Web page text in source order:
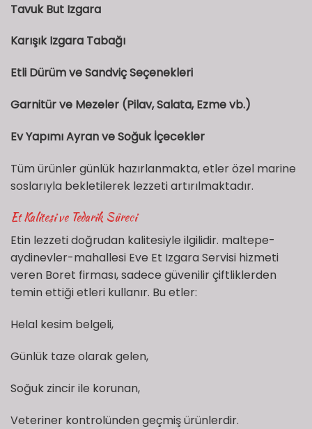
Tavuk But Izgara
Karışık Izgara Tabağı
Etli Dürüm ve Sandviç Seçenekleri
Garnitür ve Mezeler (Pilav, Salata, Ezme vb.)
Ev Yapımı Ayran ve Soğuk İçecekler
Tüm ürünler günlük hazırlanmakta, etler özel marine
soslarıyla bekletilerek lezzeti artırılmaktadır.
Et Kalitesi ve Tedarik Süreci
Etin lezzeti doğrudan kalitesiyle ilgilidir. maltepe-
aydinevler-mahallesi Eve Et Izgara Servisi hizmeti
veren Boret firması, sadece güvenilir çiftliklerden
temin ettiği etleri kullanır. Bu etler:
Helal kesim belgeli,
Günlük taze olarak gelen,
Soğuk zincir ile korunan,
Veteriner kontrolünden geçmiş ürünlerdir.